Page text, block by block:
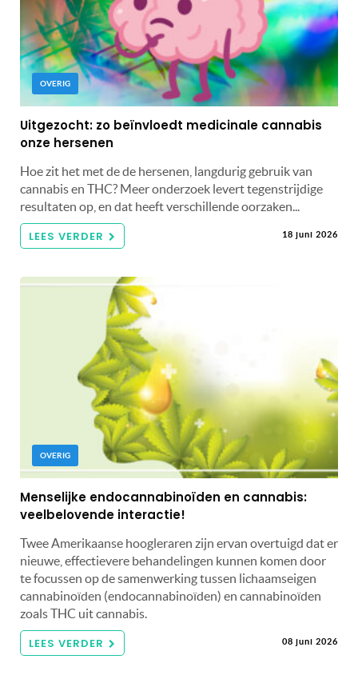
OVERIG
Uitgezocht: zo beïnvloedt medicinale cannabis
onze hersenen
Hoe zit het met de de hersenen, langdurig gebruik van
cannabis en THC? Meer onderzoek levert tegenstrijdige
resultaten op, en dat heeft verschillende oorzaken...
LEES VERDER 18 juni 2026
OVERIG
Menselijke endocannabinoïden en cannabis:
veelbelovende interactie!
Twee Amerikaanse hoogleraren zijn ervan overtuigd dat er
nieuwe, effectievere behandelingen kunnen komen door
te focussen op de samenwerking tussen lichaamseigen
cannabinoïden (endocannabinoïden) en cannabinoïden
zoals THC uit cannabis.
LEES VERDER 08 juni 2026